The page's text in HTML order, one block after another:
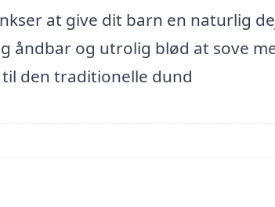
at give dit barn en naturlig
åndbar og utrolig blød at sove
den traditionelle dund